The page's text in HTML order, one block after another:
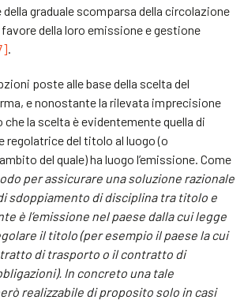
graduale scomparsa della circolazione
della loro emissione e gestione
poste alle base della scelta del
e nonostante la rilevata imprecisione
che la scelta è evidentemente quella di
regolatrice del titolo al luogo (o
del quale) ha luogo l’emissione. Come
per assicurare una soluzione razionale
sdoppiamento di disciplina tra titolo e
è l’emissione nel paese dalla cui legge
il titolo (per esempio il paese la cui
di trasporto o il contratto di
In concreto una tale
realizzabile di proposito solo in casi